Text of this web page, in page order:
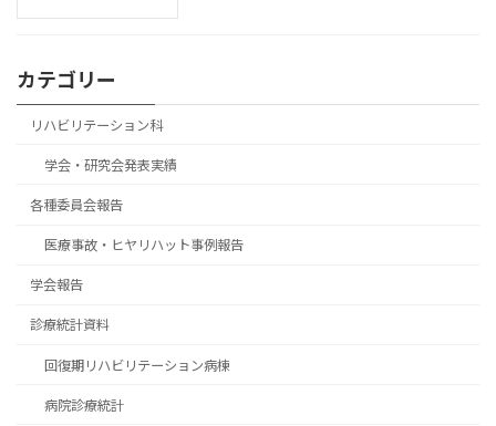
カテゴリー
リハビリテーション科
学会・研究会発表実績
各種委員会報告
医療事故・ヒヤリハット事例報告
学会報告
診療統計資料
回復期リハビリテーション病棟
病院診療統計